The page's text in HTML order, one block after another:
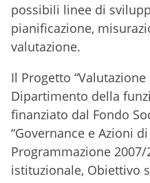
possibili linee di
pianificazione,
valutazione.
Il Progetto
Dipartimento della
finanziato dal Fondo
“Governance e Azioni di
Programmazione 2007/
istituzionale, Obiettivo